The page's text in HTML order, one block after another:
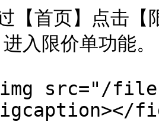
【首页】点击【
限价单功能。
src="/files/